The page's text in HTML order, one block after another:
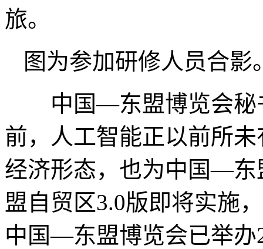
旅。
图为参加研修人员合
中国—东盟博览会秘
前，人工智能正以前所
经济形态，也为中国—
盟自贸区3.0版即将实施
中国—东盟博览会已举办